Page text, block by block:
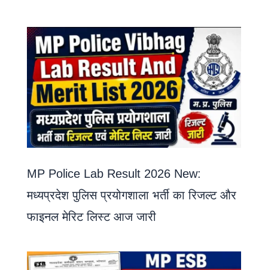
MP Police Lab Result 2026 New:
मध्यप्रदेश पुलिस प्रयोगशाला भर्ती का रिजल्ट और
फाइनल मेरिट लिस्ट आज जारी